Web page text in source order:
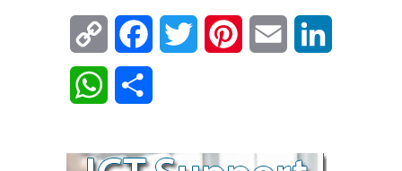
Copy
Link
FacebookTwitter Pinterest Email
WhatsApp